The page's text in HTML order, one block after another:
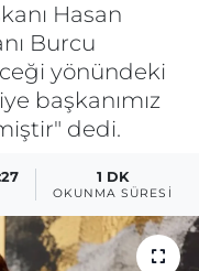
Hasan
Burcu
yönündeki
başkanımız
dedi.
1 DK
OKUNMA SÜRESI